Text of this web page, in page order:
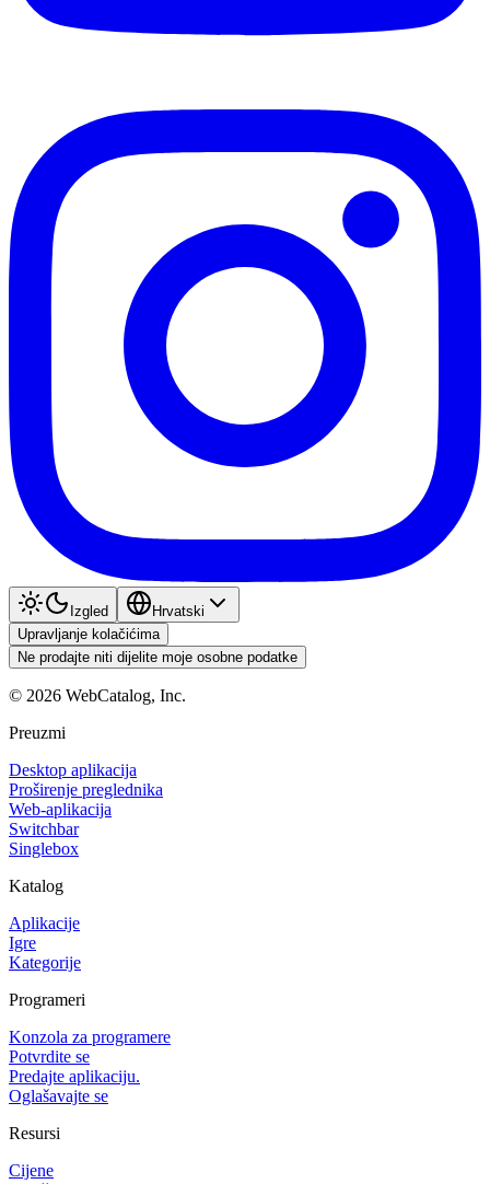
Izgled
Hrvatski
Upravljanje kolačićima
Ne prodajte niti dijelite moje osobne podatke
© 2026 WebCatalog, Inc.
Preuzmi
Desktop aplikacija
Proširenje preglednika
Web-aplikacija
Switchbar
Singlebox
Katalog
Aplikacije
Igre
Kategorije
Programeri
Konzola za programere
Potvrdite se
Predajte aplikaciju.
Oglašavajte se
Resursi
Cijene